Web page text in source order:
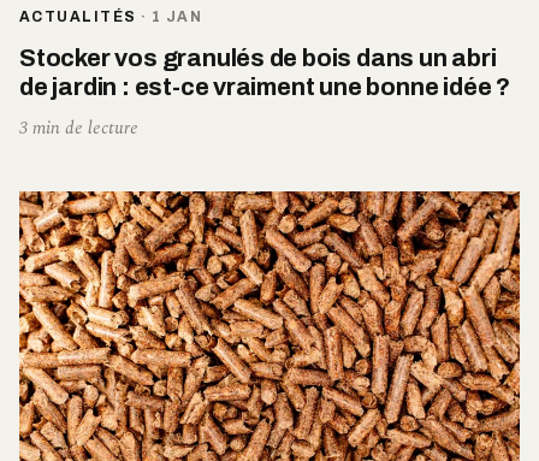
ACTUALITÉS · 1 JAN
Stocker vos granulés de bois dans un abri
de jardin : est-ce vraiment une bonne idée ?
3 min de lecture